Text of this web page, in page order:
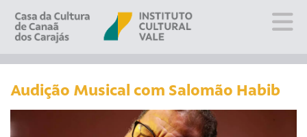
Sobre
Visite
Audição Musical com Salomão Habib